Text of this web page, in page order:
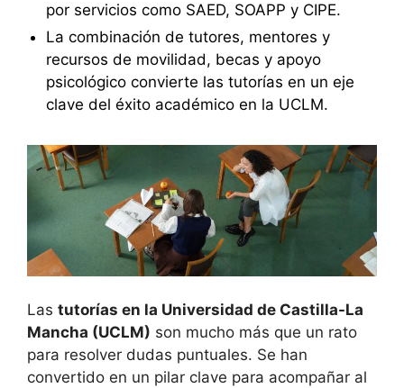
por servicios como SAED, SOAPP y CIPE.
La combinación de tutores, mentores y
recursos de movilidad, becas y apoyo
psicológico convierte las tutorías en un eje
clave del éxito académico en la UCLM.
Las tutorías en la Universidad de Castilla-La
Mancha (UCLM) son mucho más que un rato
para resolver dudas puntuales. Se han
convertido en un pilar clave para acompañar al